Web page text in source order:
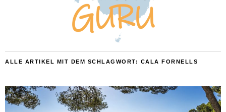
ALLE ARTIKEL MIT DEM SCHLAGWORT: CALA FORNELLS